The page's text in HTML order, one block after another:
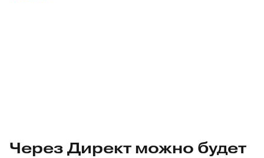
Через Директ можно будет